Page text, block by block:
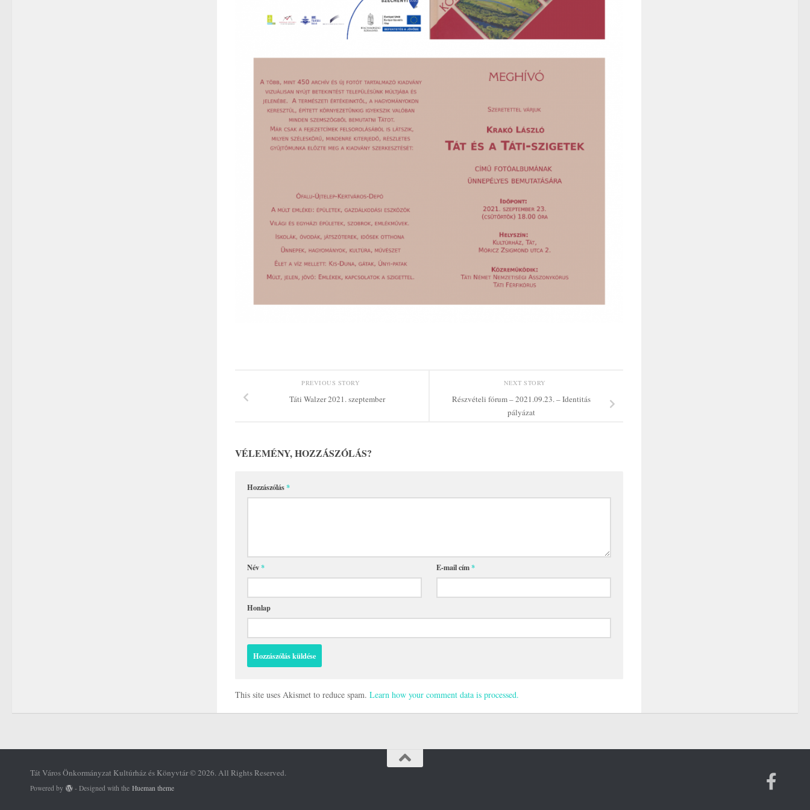
NEXT STORY
Részvételi fórum – 2021.09.23. – Identitás
pályázat
PREVIOUS STORY
Táti Walzer 2021. szeptember
VÉLEMÉNY, HOZZÁSZÓLÁS?
Hozzászólás*
Név* E-mail cím*
Honlap
This site uses Akismet to reduce spam. Learn how your comment data is processed.
Tát Város Önkormányzat Kultúrház és Könyvtár © 2026. All Rights Reserved.
Powered by - Designed with the Hueman theme